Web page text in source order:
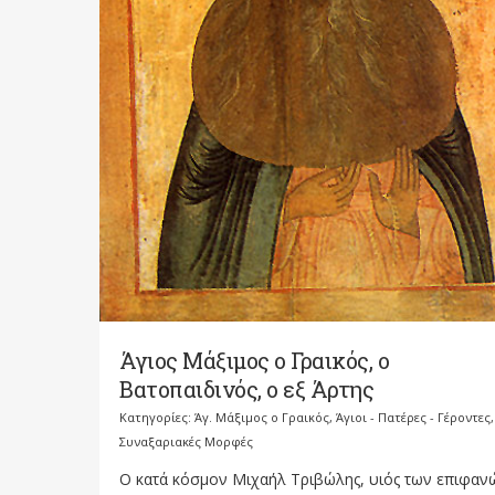
Άγιος Μάξιμος ο Γραικός, ο
Βατοπαιδινός, ο εξ Άρτης
Κατηγορίες: Άγ. Μάξιμος ο Γραικός, Άγιοι - Πατέρες - Γέροντες,
Συναξαριακές Μορφές
Ο κατά κόσμον Μιχαήλ Τριβώλης, υιός των